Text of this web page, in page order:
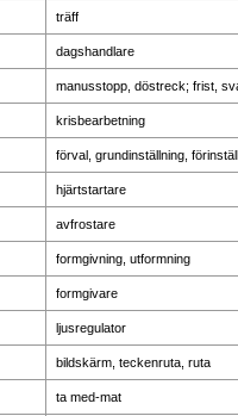
träff
dagshandlare
manusstopp, döstreck; frist,
krisbearbetning
förval, grundinställning,
hjärtstartare
avfrostare
formgivning, utformning
formgivare
ljusregulator
bildskärm, teckenruta, ruta
ta med-mat